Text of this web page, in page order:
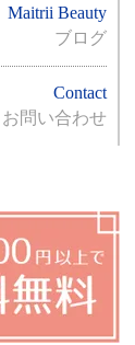
Maitrii Beauty
ブログ
Contact
お問い合わせ